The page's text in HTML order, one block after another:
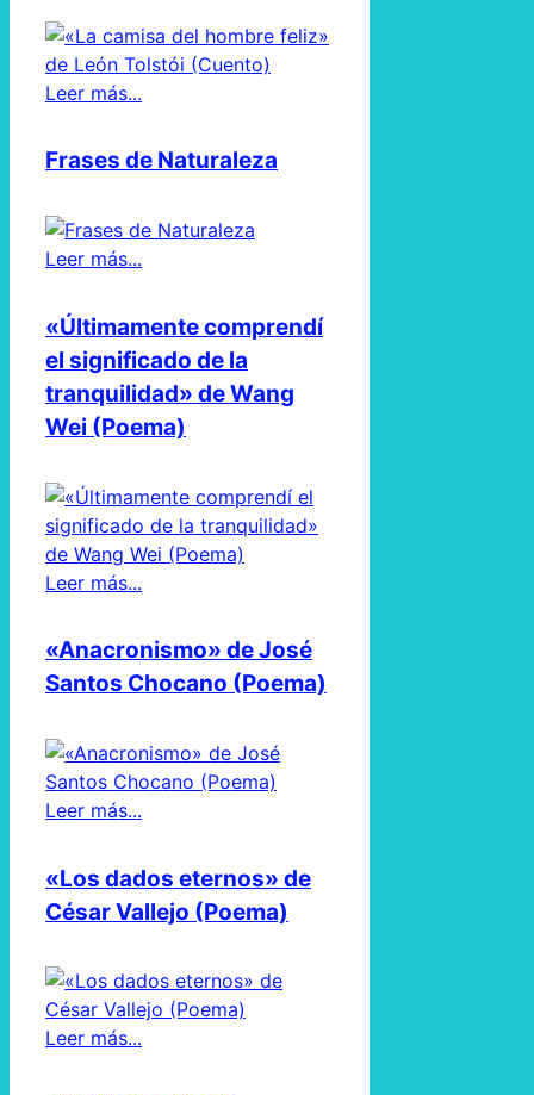
Leer más...
Frases de Naturaleza
Leer más...
«Últimamente comprendí
el significado de la
tranquilidad» de Wang
Wei (Poema)
Leer más...
«Anacronismo» de José
Santos Chocano (Poema)
Leer más...
«Los dados eternos» de
César Vallejo (Poema)
Leer más...